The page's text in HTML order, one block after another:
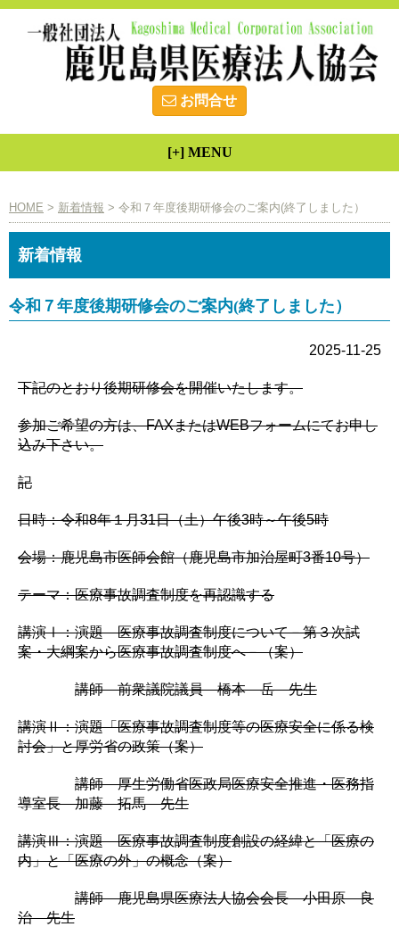
お問合せ
[+] MENU
HOME > 新着情報 > 令和７年度後期研修会のご案内(終了しました）
新着情報
令和７年度後期研修会のご案内(終了しました）
2025-11-25
下記のとおり後期研修会を開催いたします。
参加ご希望の方は、FAXまたはWEBフォームにてお申し
込み下さい。
記
日時：令和8年１月31日（土）午後3時～午後5時
会場：鹿児島市医師会館（鹿児島市加治屋町3番10号）
テーマ：医療事故調査制度を再認識する
講演Ⅰ：演題 医療事故調査制度について－第３次試
案・大綱案から医療事故調査制度へ－（案）
講師 前衆議院議員 橋本 岳 先生
講演Ⅱ：演題「医療事故調査制度等の医療安全に係る検
討会」と厚労省の政策（案）
講師 厚生労働省医政局医療安全推進・医務指
導室長 加藤 拓馬 先生
講演Ⅲ：演題 医療事故調査制度創設の経緯と「医療の
内」と「医療の外」の概念（案）
講師 鹿児島県医療法人協会会長 小田原 良
治 先生